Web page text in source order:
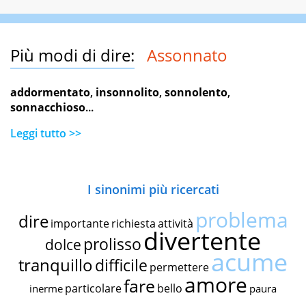
Più modi di dire: Assonnato
addormentato, insonnolito,sonnolento,
sonnacchioso...
Leggi tutto >>
I sinonimi più ricercati
dire importante richiestaattività problema
dolce prolissodivertente
tranquillodifficile permettereacume
inerme particolarefare bello amore paura